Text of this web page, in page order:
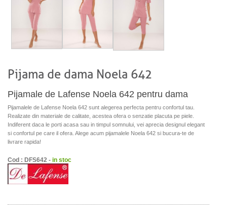
Pijama de dama Noela 642
Pijamale de Lafense Noela 642 pentru dama
Pijamalele de Lafense Noela 642 sunt alegerea perfecta pentru confortul tau.
Realizate din materiale de calitate, acestea ofera o senzatie placuta pe piele.
Indiferent daca le porti acasa sau in timpul somnului, vei aprecia designul elegant
si confortul pe care il ofera. Alege acum pijamalele Noela 642 si bucura-te de
livrare rapida!
Cod : DFS642 - in stoc